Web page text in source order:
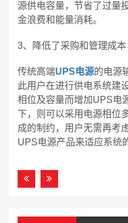
源供电容量，节省了过量
金浪费和能量消耗。
3、降低了采购和管理成本
传统高端UPS电源的电源
此用户在进行供电系统建
相位及容量而增加UPS电
下，则可以采用电源相位
成的制约，用户无需再考
UPS电源产品来适应系统